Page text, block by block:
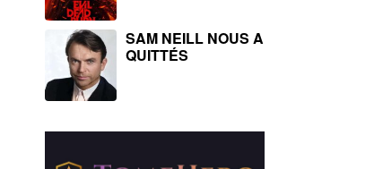
SAM NEILL NOUS A
QUITTÉS